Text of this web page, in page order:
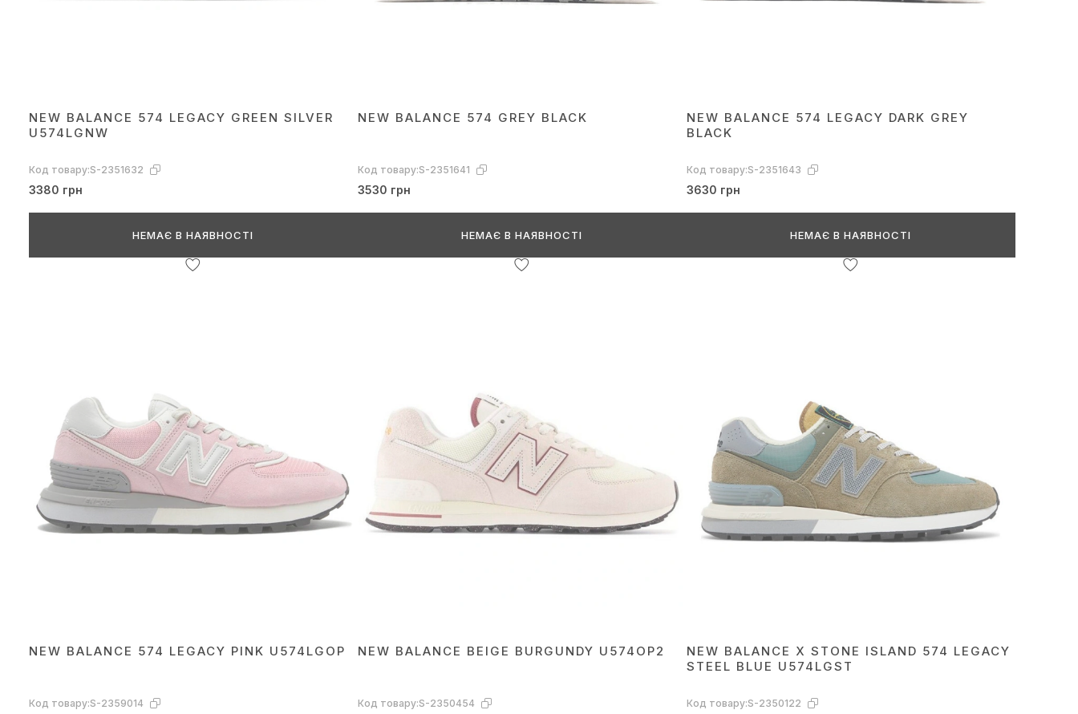
NEW BALANCE 574 LEGACY GREEN SILVER
U574LGNW
Код товару:S-2351632
3380 грн
НЕМАЄ В НАЯВНОСТІ
NEW BALANCE 574 GREY BLACK
Код товару:S-2351641
3530 грн
НЕМАЄ В НАЯВНОСТІ
NEW BALANCE 574 LEGACY DARK GREY
BLACK
Код товару:S-2351643
3630 грн
НЕМАЄ В НАЯВНОСТІ
NEW BALANCE 574 LEGACY PINK U574LGOP
Код товару:S-2359014
NEW BALANCE BEIGE BURGUNDY U574OP2
Код товару:S-2350454
NEW BALANCE X STONE ISLAND 574 LEGACY
STEEL BLUE U574LGST
Код товару:S-2350122